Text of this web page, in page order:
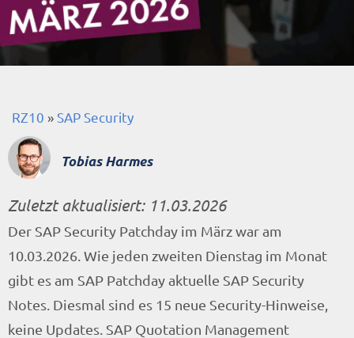
RZ10 » SAP Security
Tobias Harmes
Zuletzt aktualisiert: 11.03.2026
Der SAP Security Patchday im März war am
10.03.2026. Wie jeden zweiten Dienstag im Monat
gibt es am SAP Patchday aktuelle SAP Security
Notes. Diesmal sind es 15 neue Security-Hinweise,
keine Updates. SAP Quotation Management